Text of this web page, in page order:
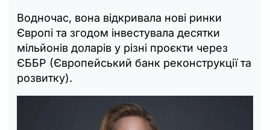
Водночас, вона відкривала нові ринки
Європі та згодом інвестувала десятки
мільйонів доларів у різні проєкти через
ЄББР (Європейський банк реконструкції та
розвитку).